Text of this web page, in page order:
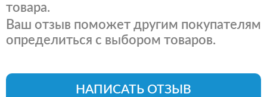
товара.
Ваш отзыв поможет другим покупателям
определиться с выбором товаров.
НАПИСАТЬ ОТЗЫВ